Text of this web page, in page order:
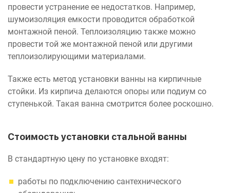
провести устранение ее недостатков. Например,
шумоизоляция емкости проводится обработкой
монтажной пеной. Теплоизоляцию также можно
провести той же монтажной пеной или другими
теплоизолирующими материалами.
Также есть метод установки ванны на кирпичные
стойки. Из кирпича делаются опоры или подиум со
ступенькой. Такая ванна смотрится более роскошно.
Стоимость установки стальной ванны
В стандартную цену по установке входят:
работы по подключению сантехнического